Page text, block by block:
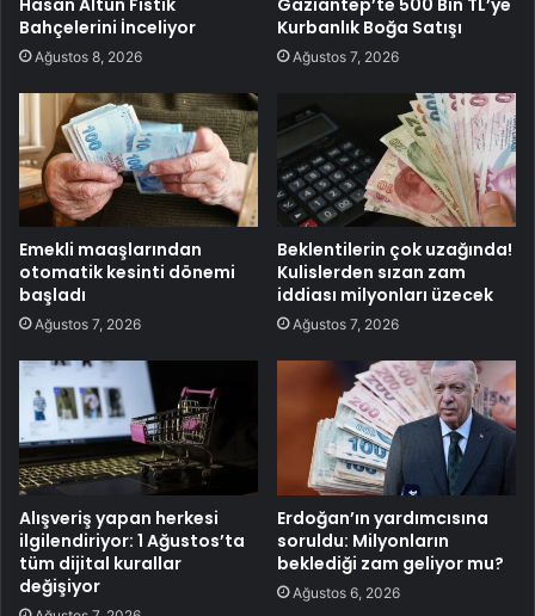
Bahçelerini İnceliyor
Ağustos 8, 2026
Kurbanlık Boğa Satışı
Ağustos 7, 2026
Emekli maaşlarından
otomatik kesinti dönemi
başladı
Ağustos 7, 2026
Beklentilerin çok uzağında!
Kulislerden sızan zam
iddiası milyonları üzecek
Ağustos 7, 2026
Alışveriş yapan herkesi
ilgilendiriyor: 1 Ağustos’ta
tüm dijital kurallar
değişiyor
Erdoğan’ın yardımcısına
soruldu: Milyonların
beklediği zam geliyor mu?
Ağustos 6, 2026